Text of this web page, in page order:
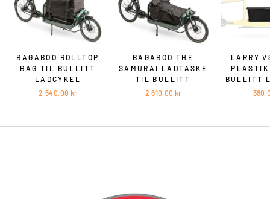
BAGABOO ROLLTOP
BAG TIL BULLITT
LADCYKEL
2.540,00 kr
BAGABOO THE
SAMURAI LADTASKE
TIL BULLITT
2.610,00 kr
LARRY
BULLITT